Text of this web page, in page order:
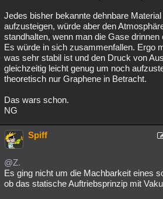
Lesenswert Schlüsselwörter
Jedes bisher bekannte dehnbare
aufzusteigen, würde aber den
standhalten, wenn man die Gase drinnen
Es würde in sich zusammenfallen. Ergo
was sehr stabil ist und den Druck von
gleichzeitig leicht genug um noch
theoretisch nur Graphene in Betracht.
Das wars schon.
NG
Spiff
@Z.
Es ging nicht um die Machbarkeit eines
ob das statische Auftriebsprinzip mit